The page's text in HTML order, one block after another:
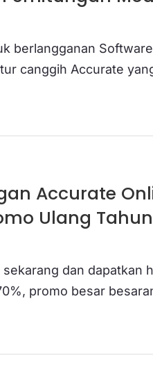
berlangganan
canggih Accurate
Accurate
Ulang Tahun
dan dapatkan
promo besar